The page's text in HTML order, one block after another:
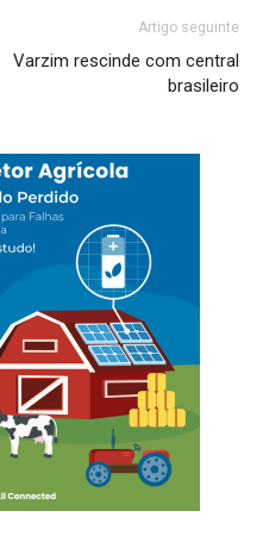
Artigo seguinte
Varzim rescinde com central
brasileiro